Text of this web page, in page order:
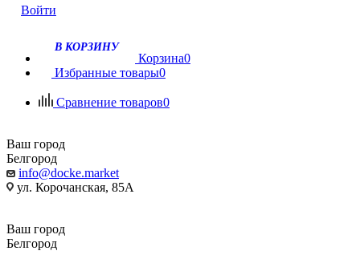
Войти
В КОРЗИНУ
Корзина0
Избранные товары0
Сравнение товаров0
Ваш город
Белгород
info@docke.market
ул. Корочанская, 85А
Ваш город
Белгород